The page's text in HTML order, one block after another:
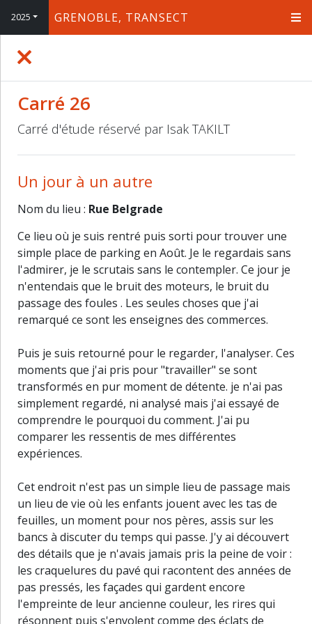
2025 GRENOBLE, TRANSECT
+
Carré 26
Carré d'étude réservé par Isak TAKILT
Un jour à un autre
Nom du lieu : Rue Belgrade
Ce lieu où je suis rentré puis sorti pour trouver une
simple place de parking en Août. Je le regardais sans
l'admirer, je le scrutais sans le contempler. Ce jour je
n'entendais que le bruit des moteurs, le bruit du
passage des foules . Les seules choses que j'ai
remarqué ce sont les enseignes des commerces.
Puis je suis retourné pour le regarder, l'analyser. Ces
moments que j'ai pris pour "travailler" se sont
transformés en pur moment de détente. je n'ai pas
simplement regardé, ni analysé mais j'ai essayé de
comprendre le pourquoi du comment. J'ai pu
comparer les ressentis de mes différentes
expériences.
Cet endroit n'est pas un simple lieu de passage mais
un lieu de vie où les enfants jouent avec les tas de
feuilles, un moment pour nos pères, assis sur les
bancs à discuter du temps qui passe. J'y ai découvert
des détails que je n'avais jamais pris la peine de voir :
les craquelures du pavé qui racontent des années de
pas pressés, les façades qui gardent encore
l'empreinte de leur ancienne couleur, les rires qui
résonnent puis s'envolent comme des éclats de